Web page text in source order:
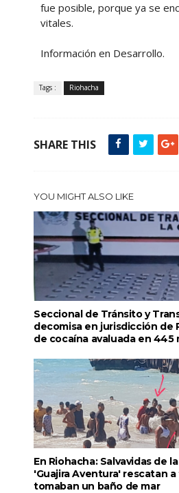
fue posible, porque ya se
vitales.
Información en Desarrollo.
Tags : Riohacha
SHARE THIS
YOU MIGHT ALSO LIKE
Seccional de Tránsito y
decomisa en jurisdicción de
de cocaína avaluada en 445
En Riohacha: Salvavidas de
'Guajira Aventura' rescatan
tomaban un baño de mar